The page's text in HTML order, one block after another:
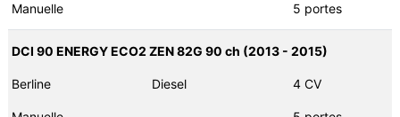
Manuelle 5 portes
DCI 90 ENERGY ECO2 ZEN 82G 90 ch (2013 - 2015)
Berline Diesel 4 CV